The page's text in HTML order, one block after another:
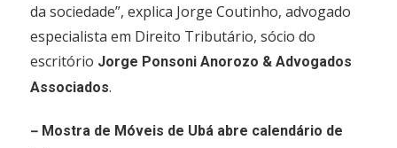
da sociedade”, explica Jorge Coutinho, advogado
especialista em Direito Tributário, sócio do
escritório Jorge Ponsoni Anorozo & Advogados
Associados.
– Mostra de Móveis de Ubá abre calendário de